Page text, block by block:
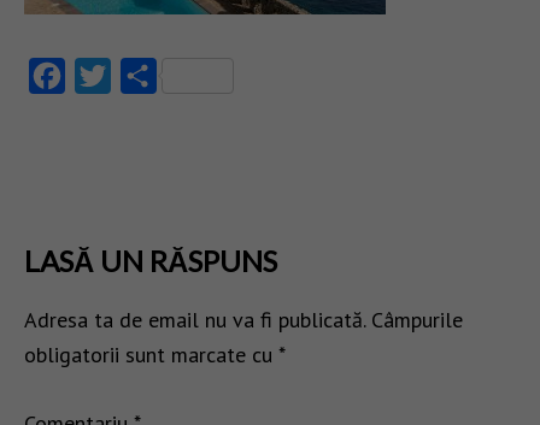
FacebookTwitter
LASĂ UN RĂSPUNS
Adresa ta de email nu va fi publicată. Câmpurile
obligatorii sunt marcate cu *